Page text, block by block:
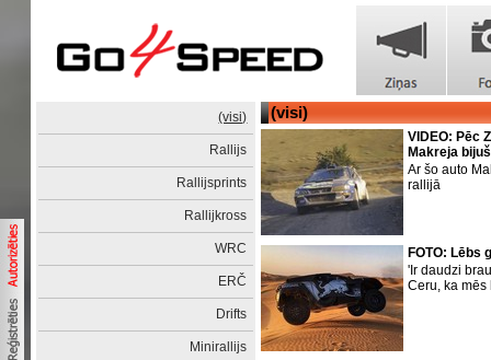
(visi)
Rallijs
Rallijsprints
Rallijkross
WRC
ERČ
Drifts
Minirallijs
(visi)
VIDEO: Pēc
Makreja
Ar šo auto
rallijā
FOTO: Lēbs
'Ir daudzi
Ceru, ka